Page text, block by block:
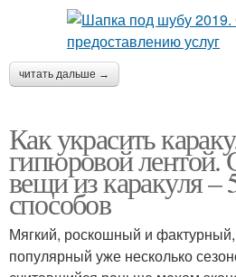
читать дальше →
Как украсить
гипюровой лентой.
вещи из каракуля
способов
Мягкий, роскошный и
популярный уже несколько